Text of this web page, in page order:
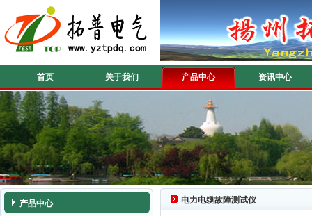
首页 关于我们 产品中心 资讯中心
产品中心 电力电缆故障测试仪